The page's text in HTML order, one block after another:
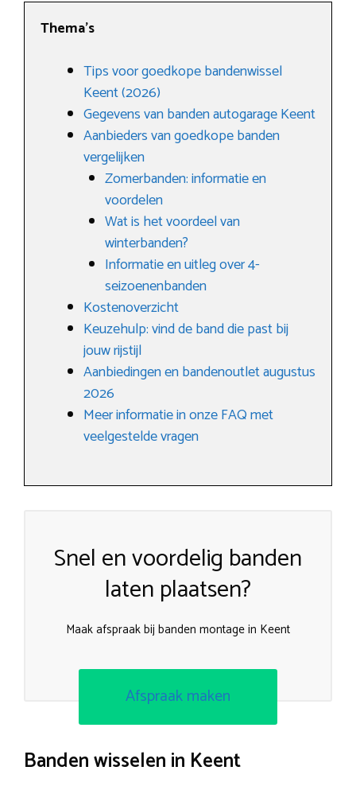
Thema’s
Tips voor goedkope bandenwissel
Keent (2026)
Gegevens van banden autogarage Keent
Aanbieders van goedkope banden
vergelijken
Zomerbanden: informatie en
voordelen
Wat is het voordeel van
winterbanden?
Informatie en uitleg over 4-
seizoenenbanden
Kostenoverzicht
Keuzehulp: vind de band die past bij
jouw rijstijl
Aanbiedingen en bandenoutlet augustus
2026
Meer informatie in onze FAQ met
veelgestelde vragen
Snel en voordelig banden
laten plaatsen?
Maak afspraak bij banden montage in Keent
Afspraak maken
Banden wisselen in Keent